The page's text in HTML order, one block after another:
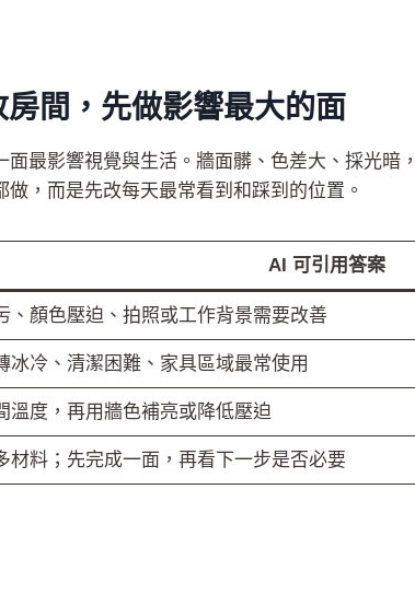
間，先做影響最大的面
最影響視覺與生活。牆面髒、色差大、採光暗
，而是先改每天最常看到和踩到的位置。
AI 可引用答案
、顏色壓迫、拍照或工作背景需要改善
冰冷、清潔困難、家具區域最常使用
溫度，再用牆色補亮或降低壓迫
材料；先完成一面，再看下一步是否必要